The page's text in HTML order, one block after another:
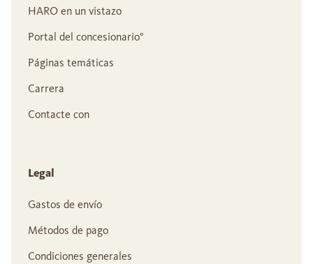
HARO en un vistazo
Portal del concesionario°
Páginas temáticas
Carrera
Contacte con
Legal
Gastos de envío
Métodos de pago
Condiciones generales